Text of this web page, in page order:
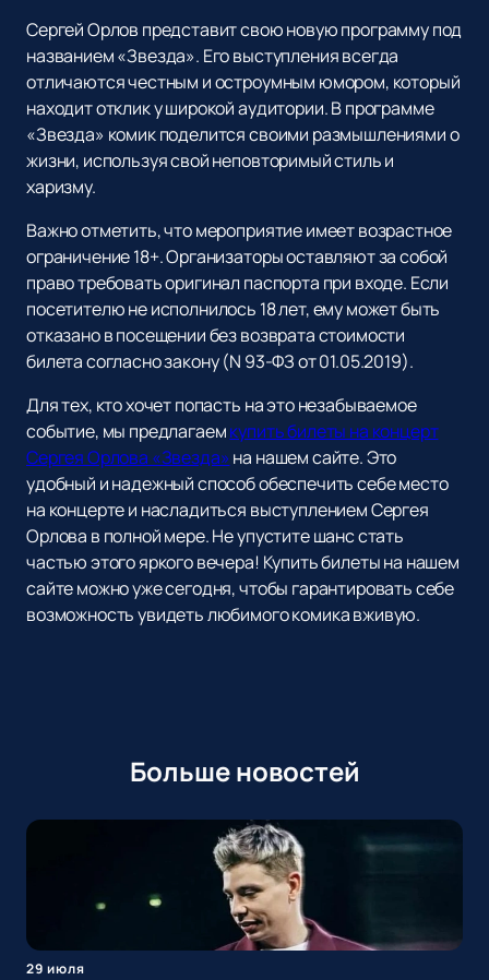
Сергей Орлов представит свою новую программу под
названием «Звезда». Его выступления всегда
отличаются честным и остроумным юмором, который
находит отклик у широкой аудитории. В программе
«Звезда» комик поделится своими размышлениями о
жизни, используя свой неповторимый стиль и
харизму.
Важно отметить, что мероприятие имеет возрастное
ограничение 18+. Организаторы оставляют за собой
право требовать оригинал паспорта при входе. Если
посетителю не исполнилось 18 лет, ему может быть
отказано в посещении без возврата стоимости
билета согласно закону (N 93-ФЗ от 01.05.2019).
Для тех, кто хочет попасть на это незабываемое
событие, мы предлагаемкупить билеты на концерт
Сергея Орлова «Звезда» на нашем сайте. Это
удобный и надежный способ обеспечить себе место
на концерте и насладиться выступлением Сергея
Орлова в полной мере. Не упустите шанс стать
частью этого яркого вечера! Купить билеты на нашем
сайте можно уже сегодня, чтобы гарантировать себе
возможность увидеть любимого комика вживую.
Больше новостей
29 июля